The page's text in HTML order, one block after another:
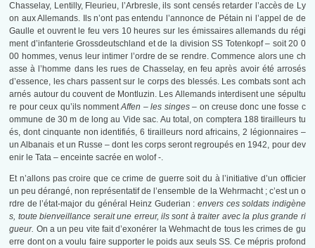
Chasselay, Lentilly, Fleurieu, l’Arbresle, ils sont censés retarder l’accès de Ly
on aux Allemands. Ils n’ont pas entendu l’annonce de Pétain ni l’appel de de
Gaulle et ouvrent le feu vers 10 heures sur les émissaires allemands du régi
ment d’infanterie Grossdeutschland et de la division SS Totenkopf – soit 20 0
00 hommes, venus leur intimer l’ordre de se rendre. Commence alors une ch
asse à l’homme dans les rues de Chasselay, en feu après avoir été arrosés
d’essence, les chars passent sur le corps des blessés. Les combats sont ach
arnés autour du couvent de Montluzin. Les Allemands interdisent une sépultu
re pour ceux qu’ils nommentAffen – les singes – on creuse donc une fosse c
ommune de 30 m de long au Vide sac. Au total, on comptera 188 tirailleurs tu
és, dont cinquante non identifiés, 6 tirailleurs nord africains, 2 légionnaires –
un Albanais et un Russe – dont les corps seront regroupés en 1942, pour dev
enir le Tata – enceinte sacrée en wolof -.
Et n’allons pas croire que ce crime de guerre soit du à l’initiative d’un officier
un peu dérangé, non représentatif de l’ensemble de la Wehrmacht ; c’est un o
rdre de l’état-major du général Heinz Guderian : envers ces soldats indigène
s, toute bienveillance serait une erreur, ils sont à traiter avec la plus grande ri
gueur. On a un peu vite fait d’exonérer la Wehmacht de tous les crimes de gu
erre dont on a voulu faire supporter le poids aux seuls SS. Ce mépris profond